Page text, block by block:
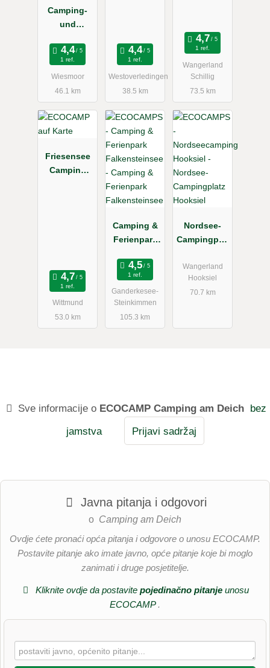
Camping-
und
rk Ottermeer
1 ref.
Wiesmoor
46.1 km
1 ref.
Westoverledingen
38.5 km
1 ref.
Wangerland
Schillig
73.5 km
Friesensee
Camping
1 ref.
Wittmund
53.0 km
Camping &
Ferienpark
ee
1 ref.
Ganderkesee-
Steinkimmen
105.3 km
Nordsee-
Campingplat
Wangerland
Hooksiel
70.7 km
Sve informacije o ECOCAMP Camping am Deich bez
jamstva
Prijavi sadržaj
Javna pitanja i odgovori
o Camping am Deich
Ovdje ćete pronaći opća pitanja i odgovore o unosu ECOCAMP.
Postavite pitanje ako imate javno, opće pitanje koje bi moglo
zanimati i druge posjetitelje.
Kliknite ovdje da postavite pojedinačno pitanjeunosu
ECOCAMP .